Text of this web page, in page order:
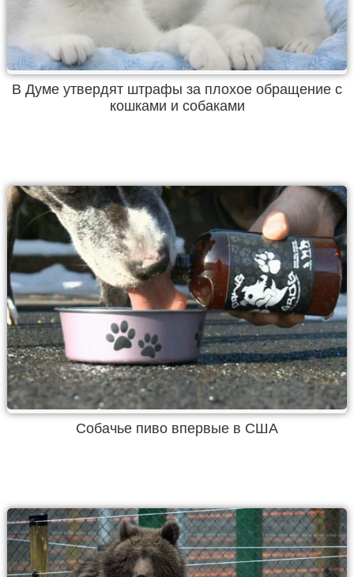
В Думе утвердят штрафы за плохое обращение с
кошками и собаками
Собачье пиво впервые в США